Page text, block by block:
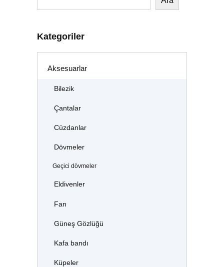
Kategoriler
Aksesuarlar
Bilezik
Çantalar
Cüzdanlar
Dövmeler
Geçici dövmeler
Eldivenler
Fan
Güneş Gözlüğü
Kafa bandı
Küpeler